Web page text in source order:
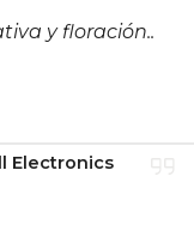
y floración..
Electronics